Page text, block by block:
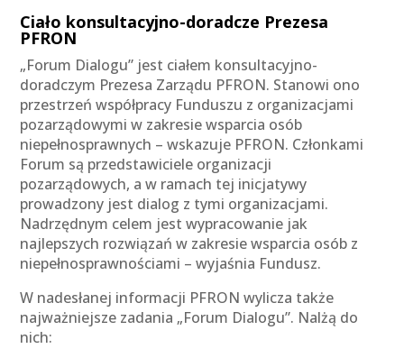
Ciało konsultacyjno-doradcze Prezesa
PFRON
„Forum Dialogu” jest ciałem konsultacyjno-
doradczym Prezesa Zarządu PFRON. Stanowi ono
przestrzeń współpracy Funduszu z organizacjami
pozarządowymi w zakresie wsparcia osób
niepełnosprawnych – wskazuje PFRON. Członkami
Forum są przedstawiciele organizacji
pozarządowych, a w ramach tej inicjatywy
prowadzony jest dialog z tymi organizacjami.
Nadrzędnym celem jest wypracowanie jak
najlepszych rozwiązań w zakresie wsparcia osób z
niepełnosprawnościami – wyjaśnia Fundusz.
W nadesłanej informacji PFRON wylicza także
najważniejsze zadania „Forum Dialogu”. Nalżą do
nich: